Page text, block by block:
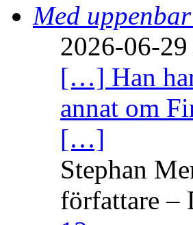
Med
2026-06-
[…] Han
annat om
[…]
Stephan
författare –